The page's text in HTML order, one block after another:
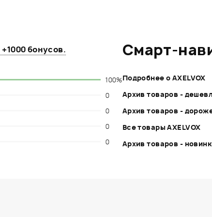
+1000 бонусов.
100%
0
0
0
0
Смарт-
Подробнее о AXELVOX
Архив товаров -
Архив товаров -
Все товары AXELVOX
Архив товаров -